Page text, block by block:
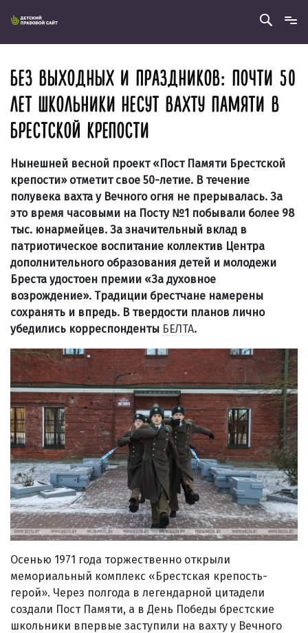
БЕЗ ВЫХОДНЫХ И ПРАЗДНИКОВ: ПОЧТИ 50
ЛЕТ ШКОЛЬНИКИ НЕСУТ ВАХТУ ПАМЯТИ В
БРЕСТСКОЙ КРЕПОСТИ
Нынешней весной проект «Пост Памяти Брестской
крепости» отметит свое 50-летие. В течение
полувека вахта у Вечного огня не прерывалась. За
это время часовыми на Посту №1 побывали более 98
тыс. юнармейцев. За значительный вклад в
патриотическое воспитание коллектив Центра
дополнительного образования детей и молодежи
Бреста удостоен премии «За духовное
возрождение». Традиции брестчане намерены
сохранять и впредь. В твердости планов лично
убедились корреспонденты БЕЛТА.
Осенью 1971 года торжественно открыли
мемориальный комплекс «Брестская крепость-
герой». Через полгода в легендарной цитадели
создали Пост Памяти, а в День Победы брестские
школьники впервые заступили на вахту у Вечного